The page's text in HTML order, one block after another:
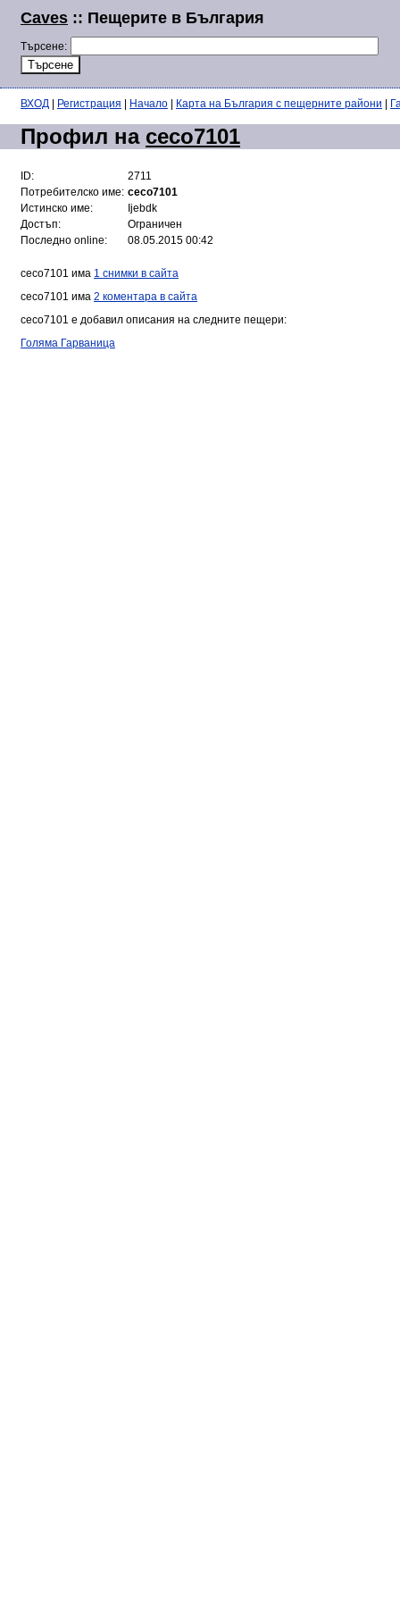
Caves :: Пещерите в България
Търсене:
ВХОД Регистрация Начало Карта на България с пещерните райони
Профил на ceco7101
ID:
2711
Потребителско име: ceco7101
Истинско име:
Ijebdk
Достъп:
Ограничен
Последно online:
08.05.2015 00:42
ceco7101 има 1 снимки в сайта
ceco7101 има 2 коментара в сайта
ceco7101 е добавил описания на следните пещери:
Голяма Гарваница